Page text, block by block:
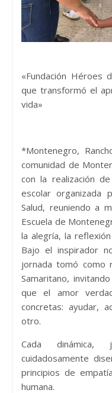
«Fundación Héroes
que transformó el
vida»
*Montenegro,
comunidad de
con la realización
escolar organizada
Salud, reuniendo a
Escuela de
la alegría, la
Bajo el inspirador
jornada tomó como
Samaritano,
que el amor
concretas: ayudar,
otro.
Cada
cuidadosamente
principios de
humana.